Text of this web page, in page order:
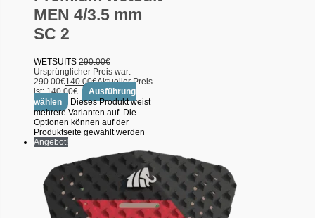
MEN 4/3.5 mm
SC 2
WETSUITS 290.00€
Ursprünglicher Preis war:
290.00€140.00€Aktueller Preis
ist: 140.00€.
Ausführung
wählen
Dieses Produkt weist
mehrere Varianten auf. Die
Optionen können auf der
Produktseite gewählt werden
Angebot!